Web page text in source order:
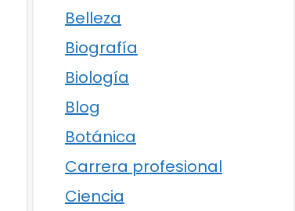
Belleza
Biografía
Biología
Blog
Botánica
Carrera profesional
Ciencia